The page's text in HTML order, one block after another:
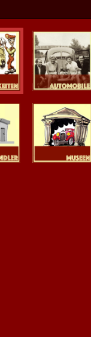
Youngtimer